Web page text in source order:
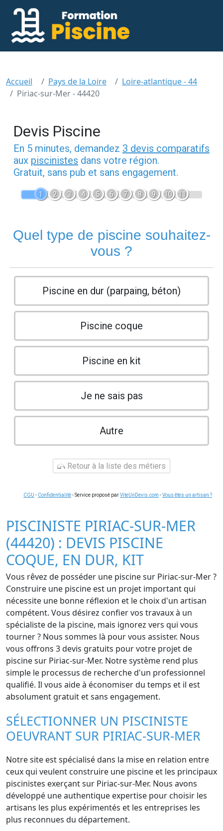
Accueil Pays de la Loire
Loire-atlantique - 44
Piriac-sur-Mer - 44420
Devis Piscine
En 5 minutes, demandez 3 devis comparatifs
aux piscinistes dans votre région.
Gratuit, sans pub et sans engagement.
1 2 3 4 5 6 7 8 9 10 11
Quel type de piscine souhaitez-
vous ?
Piscine en dur (parpaing, béton)
Piscine coque
Piscine en kit
Je ne sais pas
Autre
Retour à la liste des métiers
CGU - Confidentialité- Service proposé parViteUnDevis.com -Vous êtes un artisan ?
PISCINISTE PIRIAC-SUR-MER
(44420) : DEVIS PISCINE
COQUE, EN DUR, KIT
Vous rêvez de posséder une piscine sur Piriac-sur-Mer ?
Construire une piscine est un projet important qui
nécessite une bonne réflexion et le choix d'un artisan
compétent. Vous désirez confier vos travaux à un
spécialiste de la piscine, mais ignorez vers qui vous
tourner ? Nous sommes là pour vous assister. Nous
vous offrons 3 devis gratuits pour votre projet de
piscine sur Piriac-sur-Mer. Notre système rend plus
simple le processus de recherche d'un professionnel
qualifié. Il vous aide à économiser du temps et il est
absolument gratuit et sans engagement.
SÉLECTIONNER UN PISCINISTE
OEUVRANT SUR PIRIAC-SUR-MER
Notre site est spécialisé dans la mise en relation entre
ceux qui veulent construire une piscine et les principaux
piscinistes exerçant sur Piriac-sur-Mer. Nous avons
développé une authentique expertise pour choisir les
artisans les plus expérimentés et les entreprises les
plus reconnues du département.